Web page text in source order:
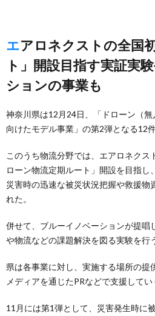
エアロネクストの全国初「物流定期ルー
ト」開設目指す実証実
ションの事業も
神奈川県は12月24日、「ドローン（
向けたモデル事業」の第2弾となる12
このうち物流分野では、エアロネクス
ローン物流定期ルート」開設を目指し
災害時の迅速な被災状況把握や救援物
れた。
併せて、ブルーイノベーションが提唱
や物流などの課題解決を図る実験を行
県は各事業に対し、実施する場所の提
メディアを通じたPRなどで支援してい
11月には第1弾として、災害発生時に